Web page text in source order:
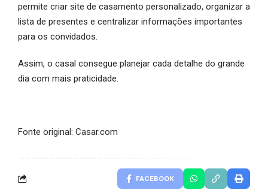
permite criar site de casamento personalizado, organizar a
lista de presentes e centralizar informações importantes
para os convidados.
Assim, o casal consegue planejar cada detalhe do grande
dia com mais praticidade.
Fonte original: Casar.com
FACEBOOK